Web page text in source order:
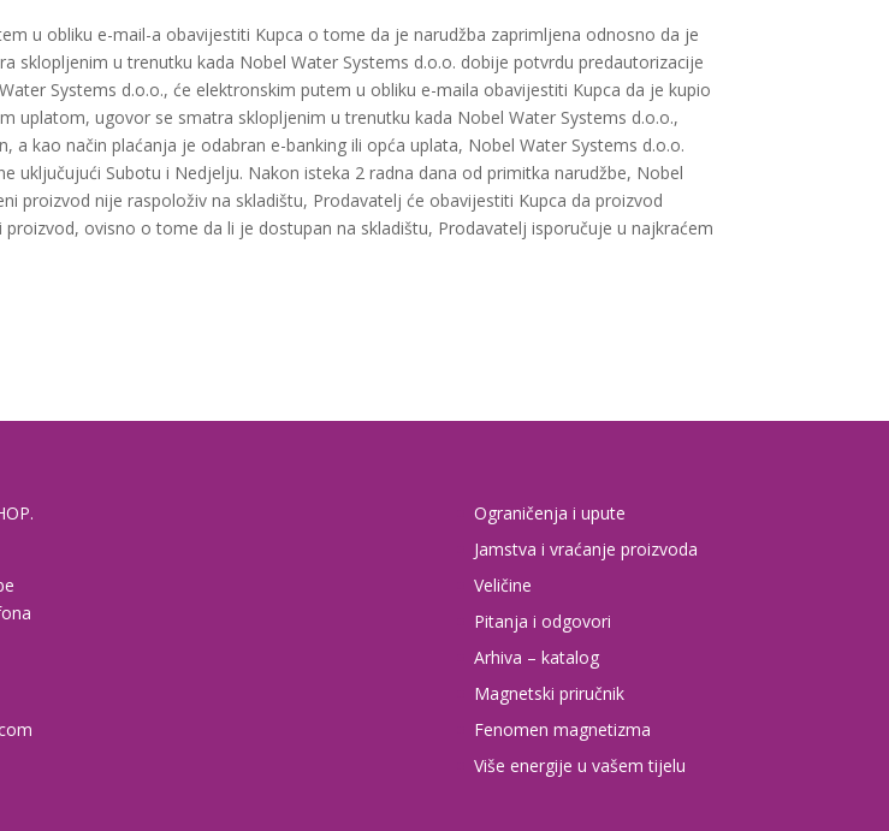
u obliku e-mail-a obavijestiti Kupca o tome da je narudžba zaprimljena odnosno da je
sklopljenim u trenutku kada Nobel Water Systems d.o.o. dobije potvrdu predautorizacije
Systems d.o.o., će elektronskim putem u obliku e-maila obavijestiti Kupca da je kupio
uplatom, ugovor se smatra sklopljenim u trenutku kada Nobel Water Systems d.o.o.,
kao način plaćanja je odabran e-banking ili opća uplata, Nobel Water Systems d.o.o.
uključujući Subotu i Nedjelju. Nakon isteka 2 radna dana od primitka narudžbe, Nobel
proizvod nije raspoloživ na skladištu, Prodavatelj će obavijestiti Kupca da proizvod
ovisno o tome da li je dostupan na skladištu, Prodavatelj isporučuje u najkraćem
Ograničenja i upute
Jamstva i vraćanje proizvoda
Veličine
Pitanja i odgovori
Arhiva – katalog
Magnetski priručnik
Fenomen magnetizma
Više energije u vašem tijelu